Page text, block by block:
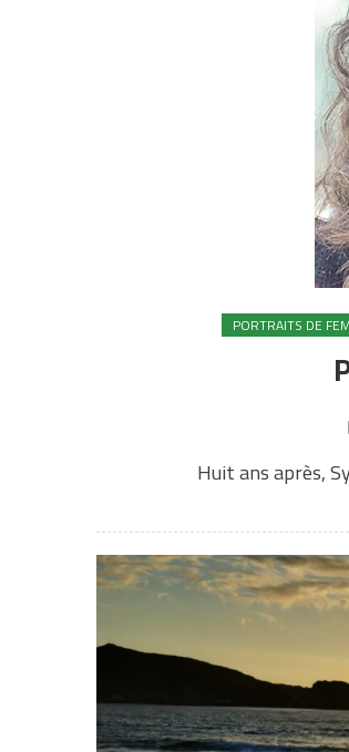
PORTRAITS DE
Huit ans après,